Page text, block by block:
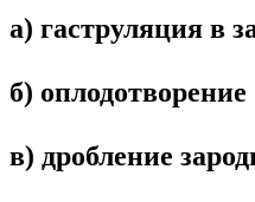
а) гаструляция в
б) оплодотворение
в) дробление